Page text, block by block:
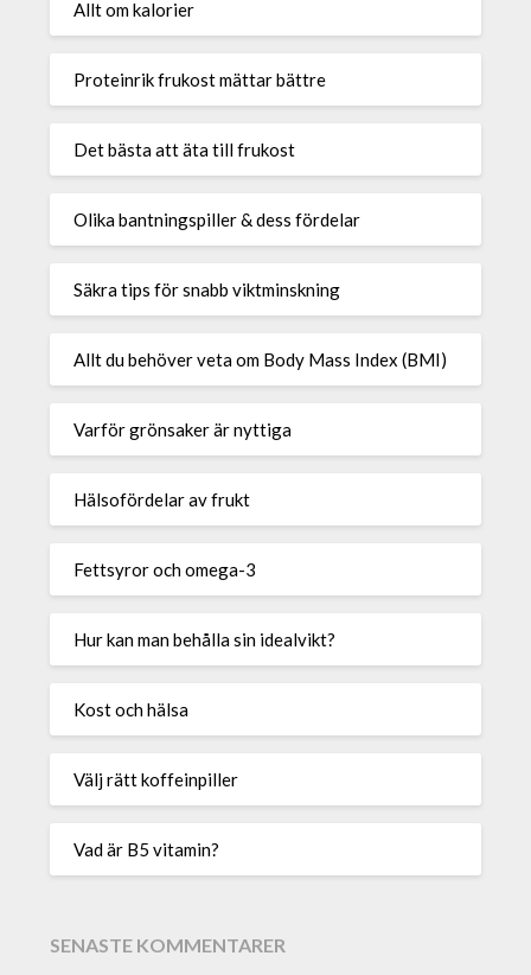
Allt om kalorier
Proteinrik frukost mättar bättre
Det bästa att äta till frukost
Olika bantningspiller & dess fördelar
Säkra tips för snabb viktminskning
Allt du behöver veta om Body Mass Index (BMI)
Varför grönsaker är nyttiga
Hälsofördelar av frukt
Fettsyror och omega-3
Hur kan man behålla sin idealvikt?
Kost och hälsa
Välj rätt koffeinpiller
Vad är B5 vitamin?
SENASTE KOMMENTARER